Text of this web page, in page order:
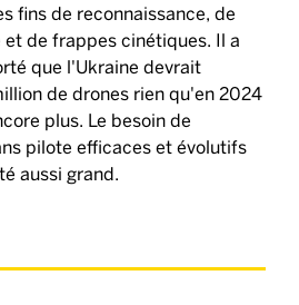
fins de reconnaissance, de
de frappes cinétiques. Il a
que l'Ukraine devrait
de drones rien qu'en 2024
plus. Le besoin de
pilote efficaces et évolutifs
aussi grand.